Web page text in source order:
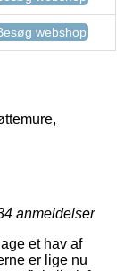
webshop
anmeldelser
et hav af
er lige nu